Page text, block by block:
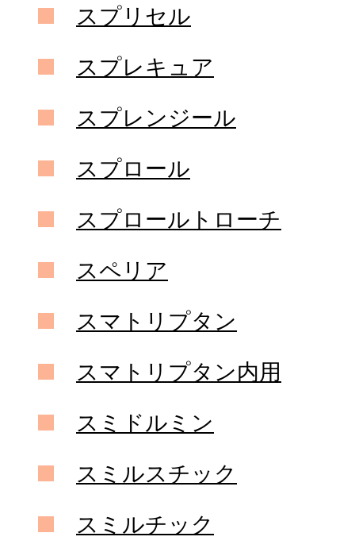
スプリセル
スプレキュア
スプレンジール
スプロール
スプロールトローチ
スペリア
スマトリプタン
スマトリプタン内用
スミドルミン
スミルスチック
スミルチック